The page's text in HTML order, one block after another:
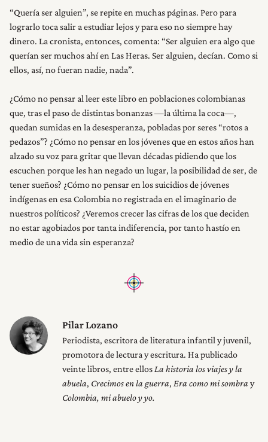
“Quería ser alguien”, se repite en muchas páginas. Pero para
lograrlo toca salir a estudiar lejos y para eso no siempre hay
dinero. La cronista, entonces, comenta: “Ser alguien era algo que
querían ser muchos ahí en Las Heras. Ser alguien, decían. Como si
ellos, así, no fueran nadie, nada”.
¿Cómo no pensar al leer este libro en poblaciones colombianas
que, tras el paso de distintas bonanzas —la última la coca—,
quedan sumidas en la desesperanza, pobladas por seres “rotos a
pedazos”? ¿Cómo no pensar en los jóvenes que en estos años han
alzado su voz para gritar que llevan décadas pidiendo que los
escuchen porque les han negado un lugar, la posibilidad de ser, de
tener sueños? ¿Cómo no pensar en los suicidios de jóvenes
indígenas en esa Colombia no registrada en el imaginario de
nuestros políticos? ¿Veremos crecer las cifras de los que deciden
no estar agobiados por tanta indiferencia, por tanto hastío en
medio de una vida sin esperanza?
Pilar Lozano
Periodista, escritora de literatura infantil y juvenil,
promotora de lectura y escritura. Ha publicado
veinte libros, entre ellos La historia los viajes y la
abuela, Crecimos en la guerra, Era como mi sombra y
Colombia, mi abuelo y yo.